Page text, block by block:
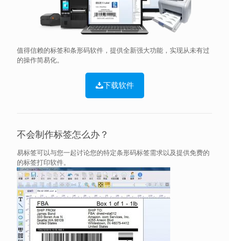
值得信赖的标签和条形码软件，提供全新强大功能，实现从未有过
的操作简易化。
下载软件
不会制作标签怎么办？
易标签可以与您一起讨论您的特定条形码标签需求以及提供免费的
的标签打印软件。